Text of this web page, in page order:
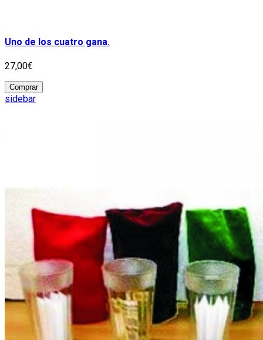
Uno de los cuatro gana.
27,00€
Comprar
sidebar